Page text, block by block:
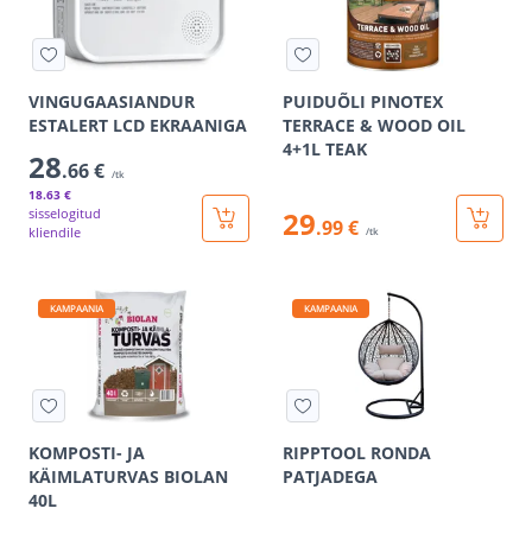
VINGUGAASIANDUR
ESTALERT LCD EKRAANIGA
28.66 € /tk
18.63 €
sisselogitud
kliendile
PUIDUÕLI PINOTEX
TERRACE & WOOD OIL
4+1L TEAK
29.99 € /tk
KAMPAANIA
KOMPOSTI- JA
KÄIMLATURVAS BIOLAN
40L
KAMPAANIA
RIPPTOOL RONDA
PATJADEGA